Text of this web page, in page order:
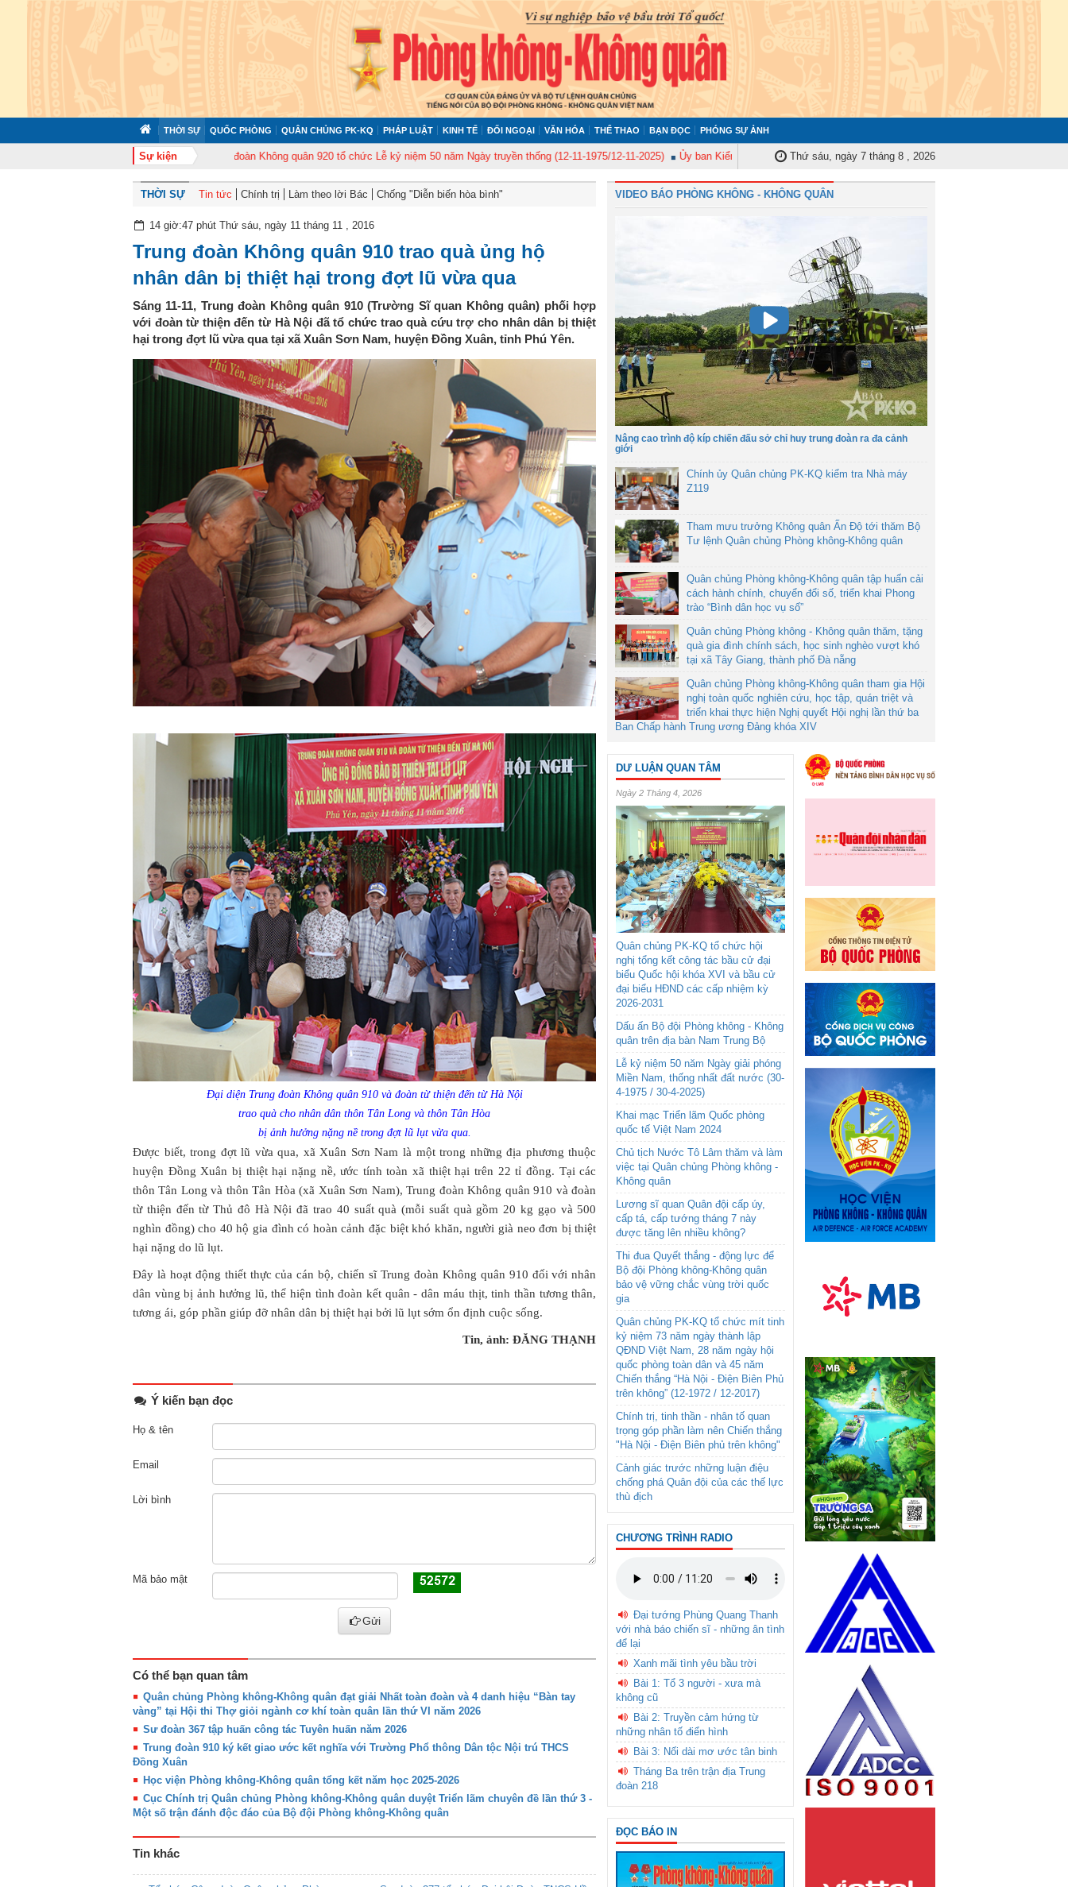
THỜI SỰ QUỐC PHÒNG QUÂN CHỦNG PK-KQ PHÁP LUẬT KINH TẾ ĐỐI NGOẠI VĂN HÓA THỂ THAO BẠN ĐỌC PHÓNG SỰ ẢNH
Sự kiện
tập huấn cán bộ năm 2026 Trung đoàn Không quân 920 tổ chức Lễ kỷ niệm 50 năm Ngày truyền thống (12-11-1975/12-11-2025) Ủy ban Kiểm tra Quân ủy Trung ương tập huấn nghiệp vụ công tác kiểm tra, giám sát năm
Thứ sáu, ngày 7 tháng 8 , 2026
THỜI SỰ Tin tức Chính trị Làm theo lời Bác Chống "Diễn biến hòa bình"
14 giờ:47 phút Thứ sáu, ngày 11 tháng 11 , 2016
Trung đoàn Không quân 910 trao quà ủng hộ
nhân dân bị thiệt hại trong đợt lũ vừa qua
Sáng 11-11, Trung đoàn Không quân 910 (Trường Sĩ quan Không quân) phối hợp
với đoàn từ thiện đến từ Hà Nội đã tổ chức trao quà cứu trợ cho nhân dân bị thiệt
hại trong đợt lũ vừa qua tại xã Xuân Sơn Nam, huyện Đồng Xuân, tỉnh Phú Yên.
Đại diện Trung đoàn Không quân 910 và đoàn từ thiện đến từ Hà Nội
trao quà cho nhân dân thôn Tân Long và thôn Tân Hòa
bị ảnh hưởng nặng nề trong đợt lũ lụt vừa qua.
Được biết, trong đợt lũ vừa qua, xã Xuân Sơn Nam là một trong những địa phương thuộc
huyện Đồng Xuân bị thiệt hại nặng nề, ước tính toàn xã thiệt hại trên 22 tỉ đồng. Tại các
thôn Tân Long và thôn Tân Hòa (xã Xuân Sơn Nam), Trung đoàn Không quân 910 và đoàn
từ thiện đến từ Thủ đô Hà Nội đã trao 40 suất quà (mỗi suất quà gồm 20 kg gạo và 500
nghìn đồng) cho 40 hộ gia đình có hoàn cảnh đặc biệt khó khăn, người già neo đơn bị thiệt
hại nặng do lũ lụt.
Đây là hoạt động thiết thực của cán bộ, chiến sĩ Trung đoàn Không quân 910 đối với nhân
dân vùng bị ảnh hưởng lũ, thể hiện tình đoàn kết quân - dân máu thịt, tinh thần tương thân,
tương ái, góp phần giúp đỡ nhân dân bị thiệt hại bởi lũ lụt sớm ổn định cuộc sống.
Tin, ảnh: ĐĂNG THẠNH
Ý kiến bạn đọc
Họ & tên
Email
Lời bình
Mã bảo mật
Gửi
Có thể bạn quan tâm
Quân chủng Phòng không-Không quân đạt giải Nhất toàn đoàn và 4 danh hiệu “Bàn tay
vàng” tại Hội thi Thợ giỏi ngành cơ khí toàn quân lần thứ VI năm 2026
Sư đoàn 367 tập huấn công tác Tuyên huấn năm 2026
Trung đoàn 910 ký kết giao ước kết nghĩa với Trường Phổ thông Dân tộc Nội trú THCS
Đồng Xuân
Học viện Phòng không-Không quân tổng kết năm học 2025-2026
Cục Chính trị Quân chủng Phòng không-Không quân duyệt Triển lãm chuyên đề lần thứ 3 -
Một số trận đánh độc đáo của Bộ đội Phòng không-Không quân
Tin khác
VIDEO BÁO PHÒNG KHÔNG - KHÔNG QUÂN
Nâng cao trình độ kíp chiến đấu sở chỉ huy trung đoàn ra đa cảnh
giới
Chính ủy Quân chủng PK-KQ kiểm tra Nhà máy
Z119
Tham mưu trưởng Không quân Ấn Độ tới thăm Bộ
Tư lệnh Quân chủng Phòng không-Không quân
Quân chủng Phòng không-Không quân tập huấn cải
cách hành chính, chuyển đổi số, triển khai Phong
trào “Bình dân học vụ số”
Quân chủng Phòng không - Không quân thăm, tặng
quà gia đình chính sách, học sinh nghèo vượt khó
tại xã Tây Giang, thành phố Đà nẵng
Quân chủng Phòng không-Không quân tham gia Hội
nghị toàn quốc nghiên cứu, học tập, quán triệt và
triển khai thực hiện Nghị quyết Hội nghị lần thứ ba
Ban Chấp hành Trung ương Đảng khóa XIV
DƯ LUẬN QUAN TÂM
Ngày 2 Tháng 4, 2026
Quân chủng PK-KQ tổ chức hội
nghị tổng kết công tác bầu cử đại
biểu Quốc hội khóa XVI và bầu cử
đại biểu HĐND các cấp nhiệm kỳ
2026-2031
Dấu ấn Bộ đội Phòng không - Không
quân trên địa bàn Nam Trung Bộ
Lễ kỷ niệm 50 năm Ngày giải phóng
Miền Nam, thống nhất đất nước (30-
4-1975 / 30-4-2025)
Khai mạc Triển lãm Quốc phòng
quốc tế Việt Nam 2024
Chủ tịch Nước Tô Lâm thăm và làm
việc tại Quân chủng Phòng không -
Không quân
Lương sĩ quan Quân đội cấp úy,
cấp tá, cấp tướng tháng 7 này
được tăng lên nhiều không?
Thi đua Quyết thắng - động lực để
Bộ đội Phòng không-Không quân
bảo vệ vững chắc vùng trời quốc
gia
Quân chủng PK-KQ tổ chức mít tinh
kỷ niệm 73 năm ngày thành lập
QĐND Việt Nam, 28 năm ngày hội
quốc phòng toàn dân và 45 năm
Chiến thắng “Hà Nội - Điện Biên Phủ
trên không” (12-1972 / 12-2017)
Chính trị, tinh thần - nhân tố quan
trọng góp phần làm nên Chiến thắng
"Hà Nội - Điện Biên phủ trên không"
Cảnh giác trước những luận điệu
chống phá Quân đội của các thế lực
thù địch
CHƯƠNG TRÌNH RADIO
Đại tướng Phùng Quang Thanh
với nhà báo chiến sĩ - những ân tình
để lại
Xanh mãi tình yêu bầu trời
Bài 1: Tổ 3 người - xưa mà
không cũ
Bài 2: Truyền cảm hứng từ
những nhân tố điển hình
Bài 3: Nối dài mơ ước tân binh
Tháng Ba trên trận địa Trung
đoàn 218
ĐỌC BÁO IN